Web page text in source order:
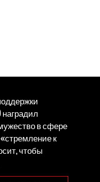
в сфере
к
чтобы